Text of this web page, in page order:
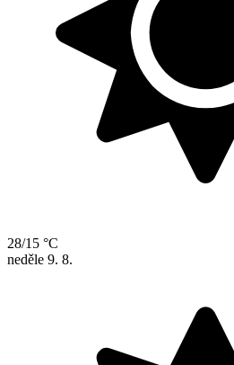
28/15 °C
neděle 9. 8.